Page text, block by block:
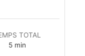
TOTAL
5 min